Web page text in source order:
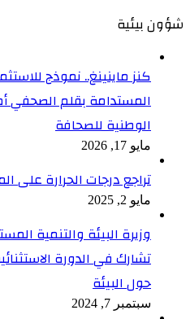
شؤون بيئية
كنز ماينينغ.. نموذج
المستدامة بقلم الصحفي
الوطنية للصحافة
مايو 17, 2026
تراجع درجات الحرارة على
مايو 2, 2025
وزيرة البيئة والتنمية
تشارك في الدورة
حول البيئة
سبتمبر 7, 2024